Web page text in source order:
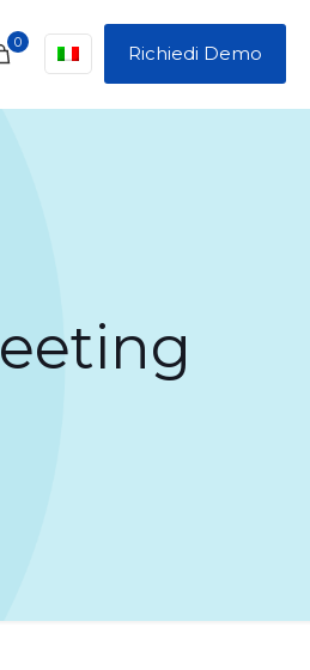
0 Richiedi Demo